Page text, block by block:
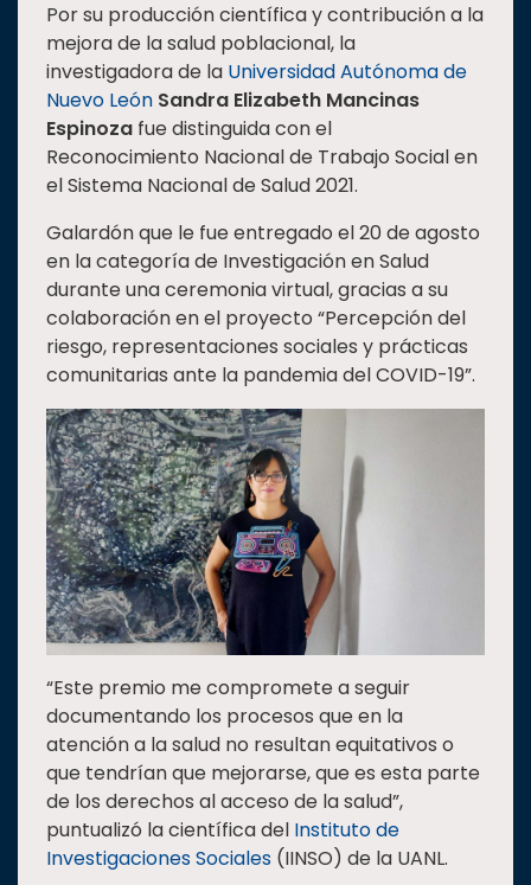
Rectoría
Investigación
Internacionalización
Responsabilidad
social
Vinculación
Historia
Universiada
Nacional
Por su producción científica y contribución a la
mejora de la salud poblacional, la
investigadora de la Universidad Autónoma de
Nuevo León Sandra Elizabeth Mancinas
Espinoza fue distinguida con el
Reconocimiento Nacional de Trabajo Social en
el Sistema Nacional de Salud 2021.
Galardón que le fue entregado el 20 de agosto
en la categoría de Investigación en Salud
durante una ceremonia virtual, gracias a su
colaboración en el proyecto “Percepción del
riesgo, representaciones sociales y prácticas
comunitarias ante la pandemia del COVID-19”.
“Este premio me compromete a seguir
documentando los procesos que en la
atención a la salud no resultan equitativos o
que tendrían que mejorarse, que es esta parte
de los derechos al acceso de la salud”,
puntualizó la científica del Instituto de
Investigaciones Sociales (IINSO) de la UANL.